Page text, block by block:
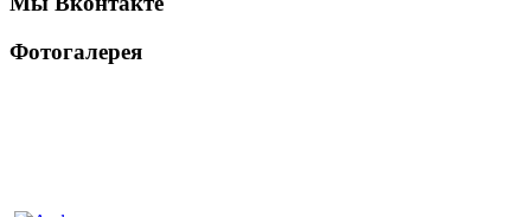
Фотогалерея